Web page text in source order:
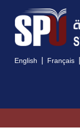
English | Français |